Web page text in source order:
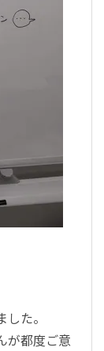
た。
が都度ご意